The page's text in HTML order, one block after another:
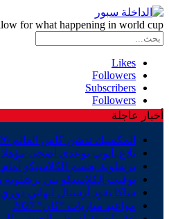
for what happening in world cup
Likes
Followers
Subscribers
Followers
أخبار عاجلة
المكسيك تدشن كأس العالم 2026 بانتصار مهم على جنوب إفريقيا
بلاغ..أيوب بوعدي أضحى
برشلونة يحسم الكلاسيكو أمام
توقيت الكلاسيكو بين برشلونة
ساكا يقود أرسنال لنهائي دوري
مواعيد مباريات “كان” 2027